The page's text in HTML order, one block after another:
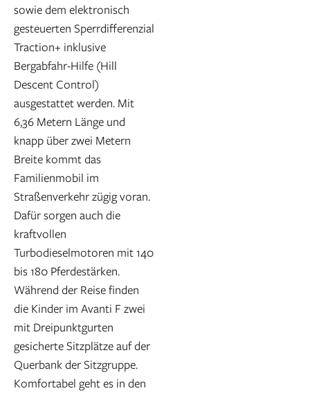
sowie dem elektronisch
gesteuerten Sperrdifferenzial
Traction+ inklusive
Bergabfahr-Hilfe (Hill
Descent Control)
ausgestattet werden. Mit
6,36 Metern Länge und
knapp über zwei Metern
Breite kommt das
Familienmobil im
Straßenverkehr zügig voran.
Dafür sorgen auch die
kraftvollen
Turbodieselmotoren mit 140
bis 180 Pferdestärken.
Während der Reise finden
die Kinder im Avanti F zwei
mit Dreipunktgurten
gesicherte Sitzplätze auf der
Querbank der Sitzgruppe.
Komfortabel geht es in den